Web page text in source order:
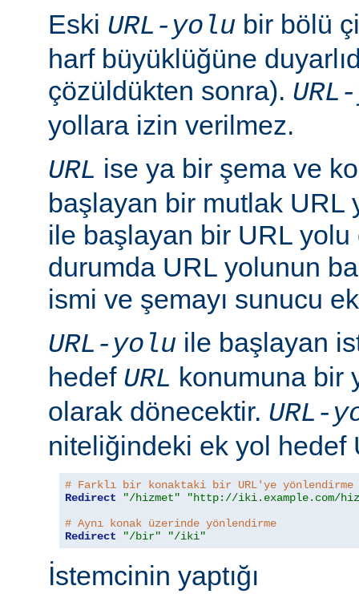
Eski URL-yolu bir bölü
harf büyüklüğüne
çözüldükten sonra).
yollara izin verilmez.
URL ise ya bir şema ve
başlayan bir mutlak URL
ile başlayan bir URL
durumda URL yolunun
ismi ve şemayı sunucu
URL-yolu ile başlayan
hedef URL konumuna bir
olarak dönecektir. URL-
niteliğindeki ek yol hedef
# Farklı bir konaktaki bir URL'ye yönlendirme
Redirect
"/hizmet"
"http://iki.example.com/
# Aynı konak üzerinde yönlendirme
Redirect
"/bir" "/iki"
İstemcinin yaptığı